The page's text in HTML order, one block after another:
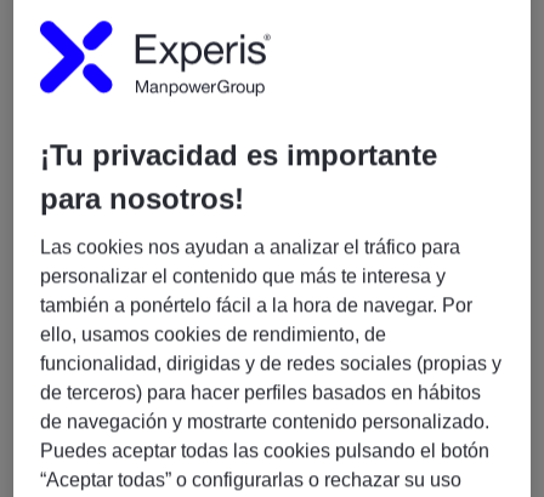
solo se queden, sino que prosperen dentro de tu
organización.
El talento tecnológico busca entornos donde la
innovación sea parte del ADN empresarial. Para ellos,
oportunidades de capacitación continua, acceso a
proyectos desafiantes y la posibilidad de utilizar
tecnologías emergentes son incentivos cruciales. Por
ello, fomenta una cultura de aprendizaje constante que
alimente su curiosidad y facilite el desarrollo de
nuevas habilidades.
¿Cómo implementarlo?
¡Tu privacidad es importante
para nosotros!
Las cookies nos ayudan a analizar el tráfico para
personalizar el contenido que más te interesa y
también a ponértelo fácil a la hora de navegar. Por
ello, usamos cookies de rendimiento, de
funcionalidad, dirigidas y de redes sociales (propias y
de terceros) para hacer perfiles basados en hábitos
de navegación y mostrarte contenido personalizado.
Puedes aceptar todas las cookies pulsando el botón
“Aceptar todas” o configurarlas o rechazar su uso